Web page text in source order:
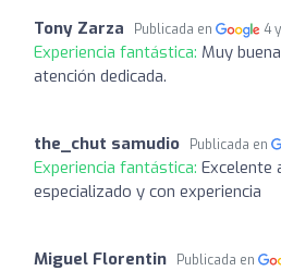
Tony Zarza Publicada en 4
Experiencia fantástica: Muy
atención dedicada.
the_chut samudio Publicada en
Experiencia fantástica: Excelente
especializado y con experiencia
Miguel Florentin Publicada en